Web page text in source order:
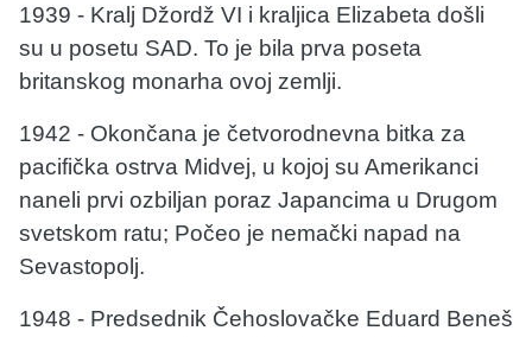
1939 - Kralj Džordž VI i kraljica Elizabeta došli
su u posetu SAD. To je bila prva poseta
britanskog monarha ovoj zemlji.
1942 - Okončana je četvorodnevna bitka za
pacifička ostrva Midvej, u kojoj su Amerikanci
naneli prvi ozbiljan poraz Japancima u Drugom
svetskom ratu; Počeo je nemački napad na
Sevastopolj.
1948 - Predsednik Čehoslovačke Eduard Beneš